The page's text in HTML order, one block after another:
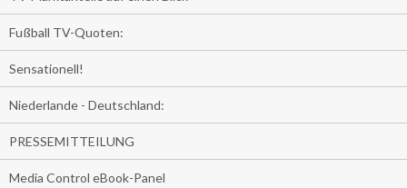
Fußball TV-Quoten:
Sensationell!
Niederlande - Deutschland:
PRESSEMITTEILUNG
Media Control eBook-Panel